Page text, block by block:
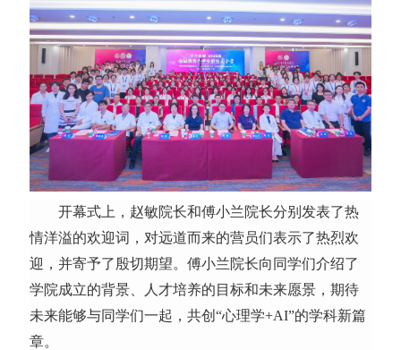
开幕式上，赵敏院长和傅小兰院长分别发表了热
情洋溢的欢迎词，对远道而来的营员们表示了热烈欢
迎，并寄予了殷切期望。傅小兰院长向同学们介绍了
学院成立的背景、人才培养的目标和未来愿景，期待
未来能够与同学们一起，共创“心理学+AI”的学科新篇
章。